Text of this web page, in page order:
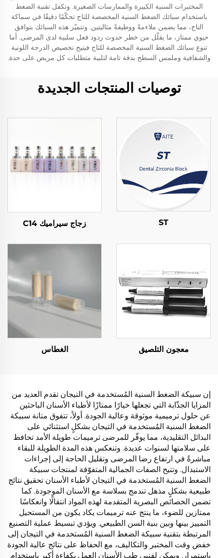
المختبرات السنية الكبيرة والممارسات الصغيرة. وتكفل تقنية الضغط
باستخدام سبائك الضغط السنية المخصصة للتاج تحكّمًا دقيقًا في سماكة
التاج، مما يضمن ملاءمةً ووظيفةً مثاليتين. وتتميّز هذه السبائك بتوافق
حيوي ممتاز، ما يقلّل من خطر حدوث ردود فعل سلبية لدى المرضى. أما
تنوع سبائك الضغط السنية المخصصة للتاج فيتيح تخصيص الدرجة اللونية
والشفافية وملمس السطح بدقة تامة لتلبية متطلبات كل مريض على حدة.
توصيات المنتجات الجديدة
ST زجاج سيراميك C14
معجون التلصيق الغطاس
إن سبيكة الضغط السنية المُستخدمة في التيجان تقدم العديد من
المزايا الجذّابة التي تجعلها خيارًا ممتازًا لأطباء الأسنان الباحثين
عن حلول ترميمية موثوقة وعالية الجودة. أولاً، تتفوق متانة سبيكة
الضغط السنية المُستخدمة في التيجان بشكلٍ استثنائي على
البدائل التقليدية، مما يوفّر للمرضى ترميمات طويلة الأمد تحافظ
على سلامتها لسنوات عديدة. وتنعكس هذه المدة الطويلة للبقاء
مباشرةً في ارتفاع رضا المرضى وتقليل الحاجة إلى إجراءات
الاستبدال. وتتيح الصفات الجمالية المتفوّقة لمنتجات سبيكة
الضغط السنية المُستخدمة في التيجان لأطباء الأسنان تحقيق نتائج
طبيعية بشكلٍ مذهل تندمج بسلاسة مع الأسنان الموجودة. كما
تضمن الخصائص البصرية المتقدمة لهذه المواد انتقالًا وانعكاسًا
ممتازين للضوء، ما ينتج عنه ترميمات يكاد يكون من المستحيل
التمييز بينها وبين بنية السن الطبيعي. ويؤدي تبسيط عملية التصنيع
المرتبطة بتقنية سبيكة الضغط السنية المُستخدمة في التيجان إلى
خفض وقت المختبر والتكاليف، مع الحفاظ على نتائج عالية الجودة
باستمرار. ويمكن لفنيي طب الأسنان العمل بكفاءة أكبر باستخدام